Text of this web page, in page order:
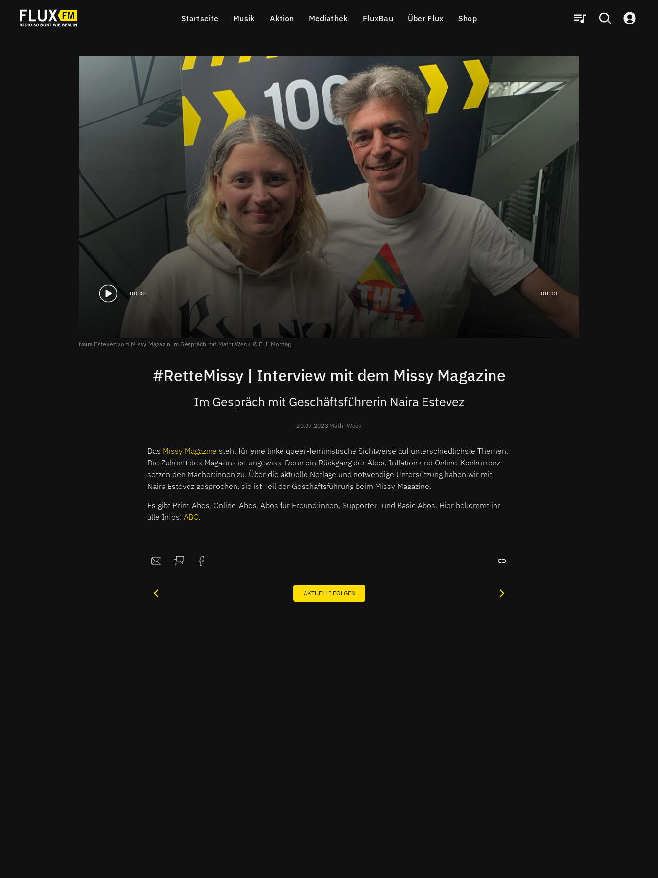
Startseite Musik Aktion Mediathek FluxBau Über Flux Shop
00:00 08:43
Naira Estevez vom Missy Magazin im Gespräch mit Mathi Weck Filli Montag
#RetteMissy | Interview mit dem Missy Magazine
Im Gespräch mit Geschäftsführerin Naira Estevez
20.07.2023 Mathi Weck
Das Missy Magazine steht für eine linke queer-feministische Sichtweise auf unterschiedlichste Themen.
Die Zukunft des Magazins ist ungewiss. Denn ein Rückgang der Abos, Inflation und Online-Konkurrenz
setzen den Macher:innen zu. Über die aktuelle Notlage und notwendige Untersützung haben wir mit
Naira Estevez gesprochen, sie ist Teil der Geschäftsführung beim Missy Magazine.
Es gibt Print-Abos, Online-Abos, Abos für Freund:innen, Supporter- und Basic Abos. Hier bekommt ihr
alle Infos: ABO.
AKTUELLE FOLGEN